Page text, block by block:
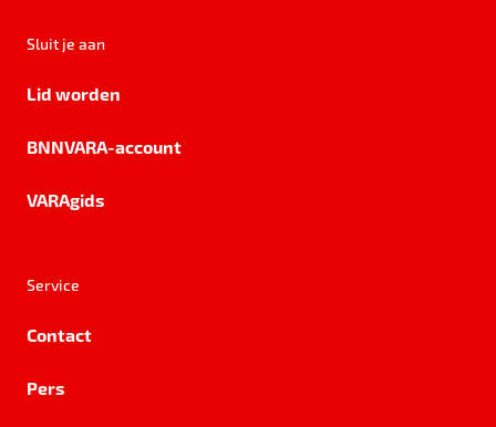
Sluit je aan
Lid worden
BNNVARA-account
VARAgids
Service
Contact
Pers